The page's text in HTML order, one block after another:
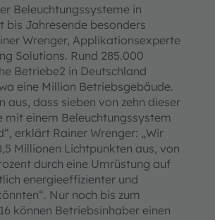
Beleuchtungssysteme in
bis Jahresende besonders
Wrenger, Applikationsexperte
Solutions. Rund 285.000
Betriebe2 in Deutschland
eine Million Betriebsgebäude.
aus, dass sieben von zehn dieser
mit einem Beleuchtungssystem
erklärt Rainer Wrenger: „Wir
Millionen Lichtpunkten aus, von
durch eine Umrüstung auf
energieeffizienter und
Nur noch bis zum
können Betriebsinhaber einen